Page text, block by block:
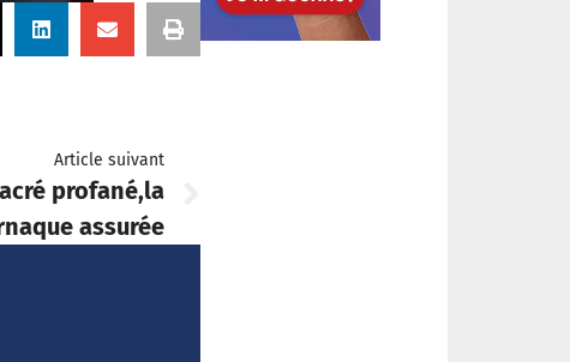
Article suivant
profané,la
assurée